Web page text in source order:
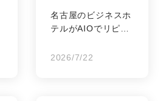
名古屋のビジネスホ
テルがAIOでリピー
2026/7/22